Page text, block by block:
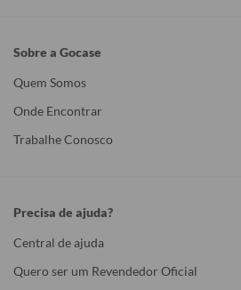
Sobre a Gocase
Quem Somos
Onde Encontrar
Trabalhe Conosco
Precisa de ajuda?
Central de ajuda
Quero ser um Revendedor Oficial